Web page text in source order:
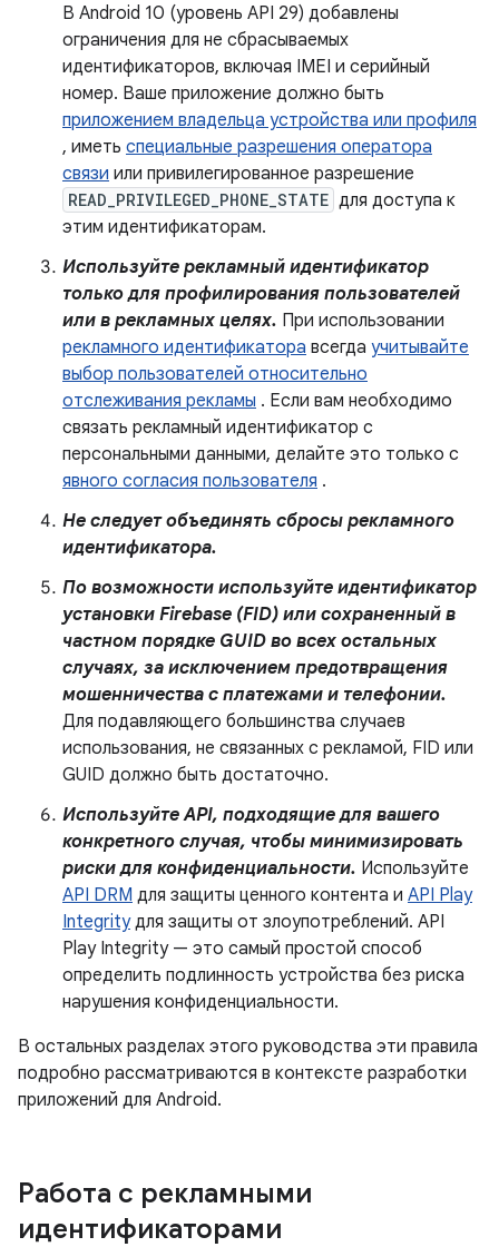
В Android 10 (уровень API 29) добавлены
ограничения для не сбрасываемых
идентификаторов, включая IMEI и серийный
номер. Ваше приложение должно быть
приложением владельца устройства или профиля
, иметь специальные разрешения оператора
связи или привилегированное разрешение
READ_PRIVILEGED_PHONE_STATE для доступа к
этим идентификаторам.
Используйте рекламный идентификатор
только для профилирования пользователей
или в рекламных целях. При использовании
рекламного идентификатора всегда учитывайте
выбор пользователей относительно
отслеживания рекламы . Если вам необходимо
связать рекламный идентификатор с
персональными данными, делайте это только с
явного согласия пользователя .
Не следует объединять сбросы рекламного
идентификатора.
По возможности используйте идентификатор
установки Firebase (FID) или сохраненный в
частном порядке GUID во всех остальных
случаях, за исключением предотвращения
мошенничества с платежами и телефонии.
Для подавляющего большинства случаев
использования, не связанных с рекламой, FID или
GUID должно быть достаточно.
Используйте API, подходящие для вашего
конкретного случая, чтобы минимизировать
риски для конфиденциальности. Используйте
API DRM для защиты ценного контента и API Play
Integrityдля защиты от злоупотреблений. API
Play Integrity — это самый простой способ
определить подлинность устройства без риска
нарушения конфиденциальности.
В остальных разделах этого руководства эти правила
подробно рассматриваются в контексте разработки
приложений для Android.
Работа с рекламными
идентификаторами